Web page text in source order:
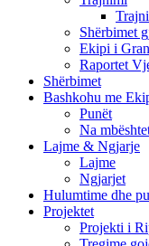
Shërbimet
Ekipi i
Raportet
Shërbimet
Bashkohu me
Punët
Na
Lajme & Ngjarje
Lajme
Ngjarjet
Hulumtime dhe
Projektet
Projekti i